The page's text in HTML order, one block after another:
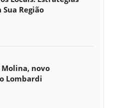
Região
novo
Lombardi